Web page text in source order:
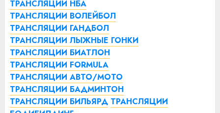
ТРАНСЛЯЦИИ НБА
ТРАНСЛЯЦИИ ВОЛЕЙБОЛ
ТРАНСЛЯЦИИ ГАНДБОЛ
ТРАНСЛЯЦИИ ЛЫЖНЫЕ ГОНКИ
ТРАНСЛЯЦИИ БИАТЛОН
ТРАНСЛЯЦИИ FORMULA
ТРАНСЛЯЦИИ АВТО/МОТО
ТРАНСЛЯЦИИ БАДМИНТОН
ТРАНСЛЯЦИИ БИЛЬЯРД ТРАНСЛЯЦИИ